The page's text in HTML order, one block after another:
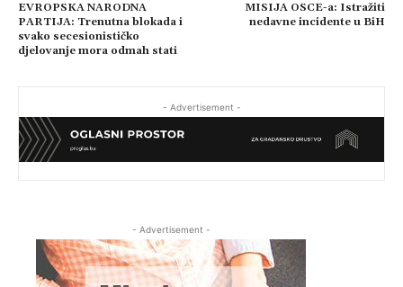
EVROPSKA NARODNA
PARTIJA: Trenutna blokada i
svako secesionističko
djelovanje mora odmah stati
MISIJA OSCE-a: Istražiti
nedavne incidente u BiH
- Advertisement -
- Advertisement -